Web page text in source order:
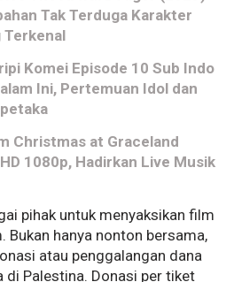
Tak Terduga Karakter
Terkenal
Komei Episode 10 Sub Indo
Ini, Pertemuan Idol dan
Christmas at Graceland
1080p, Hadirkan Live Musik
pihak untuk menyaksikan film
Bukan hanya nonton bersama,
atau penggalangan dana
di Palestina. Donasi per tiket